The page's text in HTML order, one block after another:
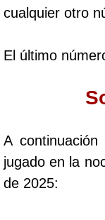
Caribeña
Chontico
Chontico
Culona
Culona
cualquier otro
El último
A
jugado en la
de 2025: